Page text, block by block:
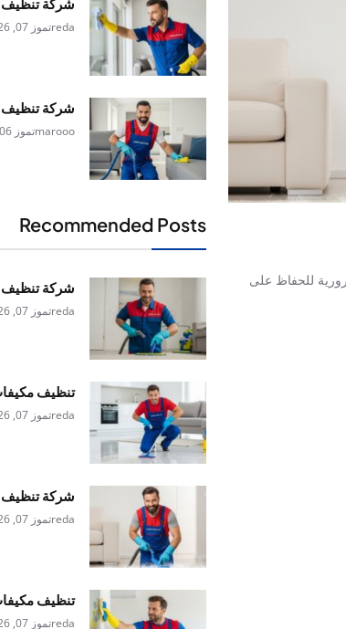
للحفاظ على
redaتموز 07, 2026
شركة تنظيف
maroooتموز 06, 2026
Recommended Posts
شركة تنظيف
redaتموز 07, 2026
تنظيف
redaتموز 07, 2026
شركة تنظيف
redaتموز 07, 2026
تنظيف
redaتموز 07, 2026